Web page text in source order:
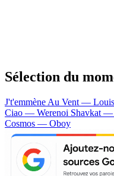
Sélection du
J't'emmène Au Vent —
Ciao — Werenoi Shavkat —
Cosmos — Oboy